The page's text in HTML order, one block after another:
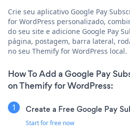
Crie seu aplicativo Google Pay
for WordPress personalizado,
do seu site e adicione Google Pay
página, postagem, barra lateral,
no seu Themify for WordPress local.
How To Add a Google Pay
on Themify for WordPress:
Create a Free Google Pay
Start for free now